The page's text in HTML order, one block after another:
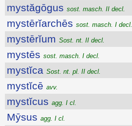
mystăgōgus sost. masch. II decl.
mystērĭarchēs sost. masch. I decl.
mystērĭum Sost. nt. II decl.
mystēs sost. masch. I decl.
mystĭca Sost. nt. pl. II decl.
mystĭcē avv.
mystĭcus agg. I cl.
Mȳsus agg. I cl.